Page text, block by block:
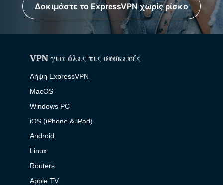
Δοκιμάστε το ExpressVPN χωρίς ρίσκο
VPN για όλες τις συσκευές
Λήψη ExpressVPN
MacOS
Windows PC
iOS (iPhone & iPad)
Android
Linux
Routers
Apple TV